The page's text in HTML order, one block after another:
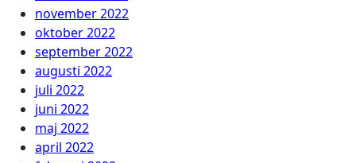
november 2022
oktober 2022
september 2022
augusti 2022
juli 2022
juni 2022
maj 2022
april 2022